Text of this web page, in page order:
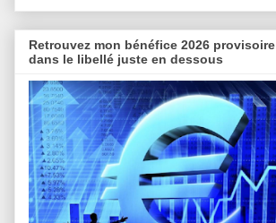
Retrouvez mon bénéfice 2026 provisoire
dans le libellé juste en dessous